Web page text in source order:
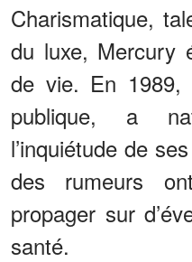
Charismatique,
du luxe, Mercury
de vie. En
publique, a
l’inquiétude de
des rumeurs
propager sur
santé.